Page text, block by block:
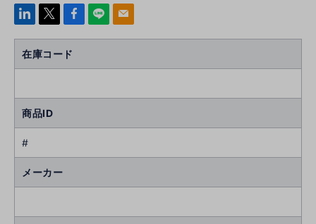
linke
Face
k
line mail
在庫コード
商品ID
#
メーカー